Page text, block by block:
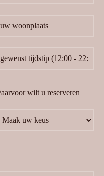
wilt u reserveren